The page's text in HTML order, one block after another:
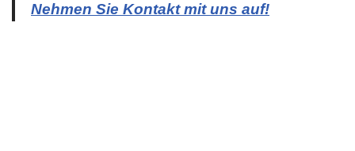
Nehmen Sie Kontakt mit uns auf!